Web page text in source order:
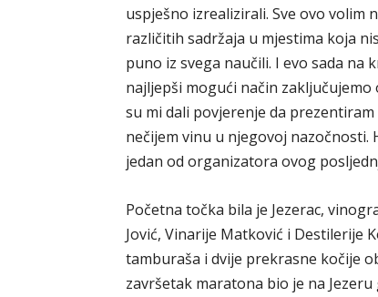
uspješno izrealizirali. Sve ovo
različitih sadržaja u mjestima koja
puno iz svega naučili. I evo sada na
najljepši mogući način
su mi dali povjerenje da
nečijem vinu u njegovoj nazočnosti.
jedan od organizatora ovog
Početna točka bila je Jezerac,
Jović, Vinarije Matković i Destilerije
tamburaša i dvije prekrasne kočije
završetak maratona bio je na